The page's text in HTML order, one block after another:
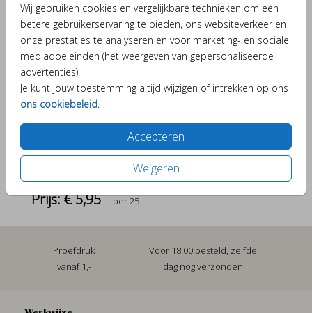
Wij gebruiken cookies en vergelijkbare technieken om een
betere gebruikerservaring te bieden, ons websiteverkeer en
onze prestaties te analyseren en voor marketing- en sociale
mediadoeleinden (het weergeven van gepersonaliseerde
advertenties).
Je kunt jouw toestemming altijd wijzigen of intrekken op ons
ons cookiebeleid.
Accepteren
Weigeren
Helaas is dit product tijdelijk uitverkocht!
Heb je vragen? Neem dan contact met ons op.
Verschillende elementjes om je kaartje bijzonder te
maken.
OMSCHRIJVING
Prijs:€ 5,95 per 25
Proefdruk
vanaf 1,-
Voor 18:00 besteld, zelfde
dag nog verzonden